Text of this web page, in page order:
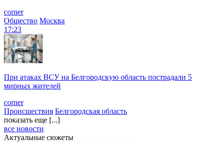
corner
Общество Москва
17:23
При атаках ВСУ на Белгородскую область пострадали 5
мирных жителей
corner
Происшествия Белгородская область
показать еще [...]
все новости
Актуальные сюжеты